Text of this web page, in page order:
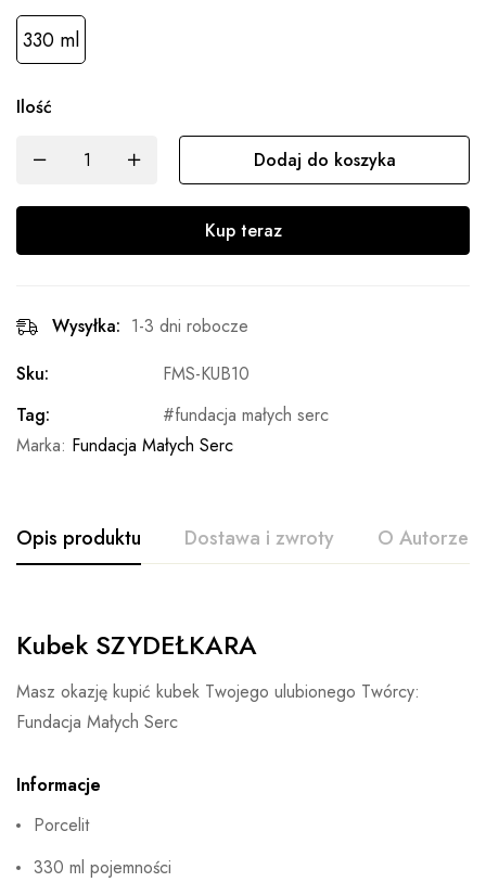
330 ml
Ilość
Dodaj do koszyka
Kup teraz
Wysyłka: 1-3 dni robocze
Sku:
FMS-KUB10
Tag:
fundacja małych serc
Marka: Fundacja Małych Serc
Opis produktu Dostawa i zwroty O Autorze
Kubek SZYDEŁKARA
Masz okazję kupić kubek Twojego ulubionego Twórcy:
Fundacja Małych Serc
Informacje
Porcelit
330 ml pojemności